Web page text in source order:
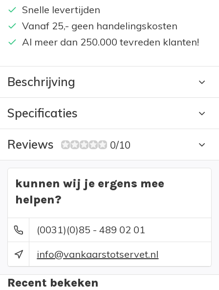
Snelle levertijden
Vanaf 25,- geen handelingskosten
Al meer dan 250.000 tevreden klanten!
Beschrijving
Specificaties
Reviews 0/10
kunnen wij je ergens mee
helpen?
(0031)(0)85 - 489 02 01
info@vankaarstotservet.nl
Recent bekeken